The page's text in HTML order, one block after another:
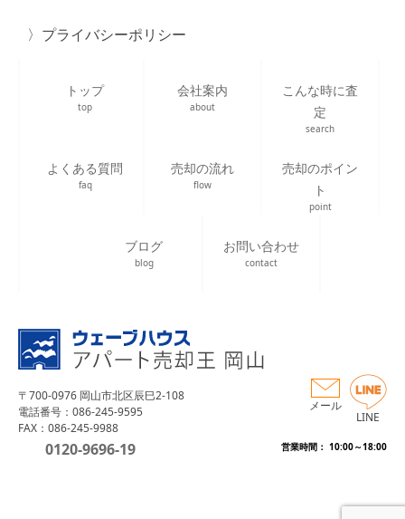
プライバシーポリシー
トップ
top
会社案内
about
こんな時に査
定
search
よくある質問
faq
売却の流れ
flow
売却のポイン
ト
point
ブログ
blog
お問い合わせ
contact
〒700-0976 岡山市北区辰巳2-108
電話番号：086-245-9595
FAX：086-245-9988
0120-9696-19 営業時間： 10:00～18:00
メール
LINE